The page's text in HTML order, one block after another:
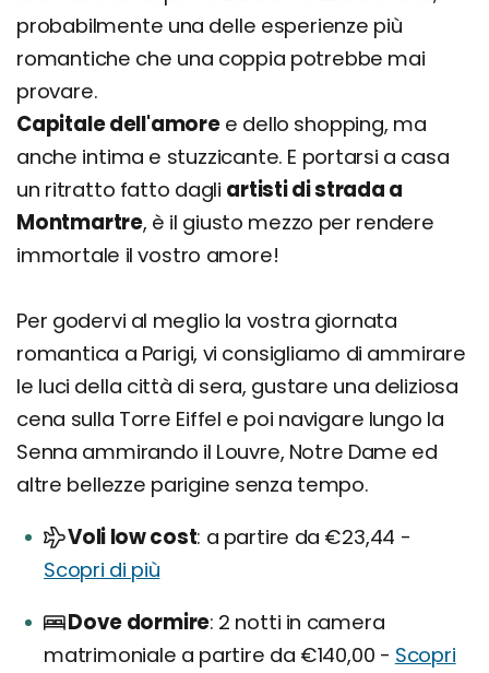
probabilmente una delle esperienze più
romantiche che una coppia potrebbe mai
provare.
Capitale dell'amoree dello shopping, ma
anche intima e stuzzicante. E portarsi a casa
un ritratto fatto dagli artisti di strada a
Montmartre, è il giusto mezzo per rendere
immortale il vostro amore!
Per godervi al meglio la vostra giornata
romantica a Parigi, vi consigliamo di ammirare
le luci della città di sera, gustare una deliziosa
cena sulla Torre Eiffel e poi navigare lungo la
Senna ammirando il Louvre, Notre Dame ed
altre bellezze parigine senza tempo.
Voli low cost a partire da €23,44 -
Scopri di più
Dove dormire 2 notti in camera
matrimoniale a partire da €140,00 - Scopri